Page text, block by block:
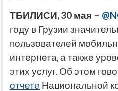
ТБИЛИСИ, 30 мая –
году в Грузии
пользователей
интернета, а также
этих услуг. Об этом
отчете Национальной